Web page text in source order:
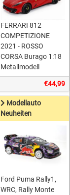
FERRARI 812
COMPETIZIONE
2021 - ROSSO
CORSA Burago 1:18
Metallmodell
€44,99
Modellauto
Neuheiten
Ford Puma Rally1,
WRC, Rally Monte